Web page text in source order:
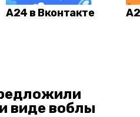
А24 в Вконтакте
виде воблы